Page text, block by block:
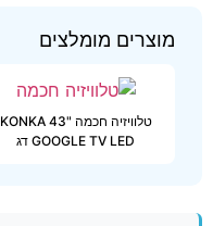
מוצרים מומלצים
טלוויזיה חכמה "43 KONKA
GOOGLE TV LED דג